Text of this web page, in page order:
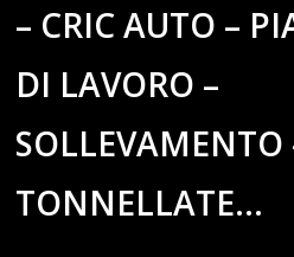
– CRIC AUTO –
DI LAVORO –
SOLLEVAMENTO
TONNELLATE…